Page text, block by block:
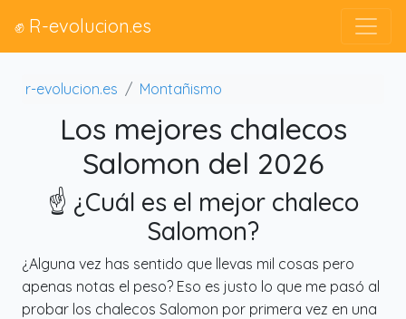
✊ R-evolucion.es
r-evolucion.es Montañismo
Los mejores chalecos
Salomon del 2026
☝️ ¿Cuál es el mejor chaleco
Salomon?
¿Alguna vez has sentido que llevas mil cosas pero
apenas notas el peso? Eso es justo lo que me pasó al
probar los chalecos Salomon por primera vez en una